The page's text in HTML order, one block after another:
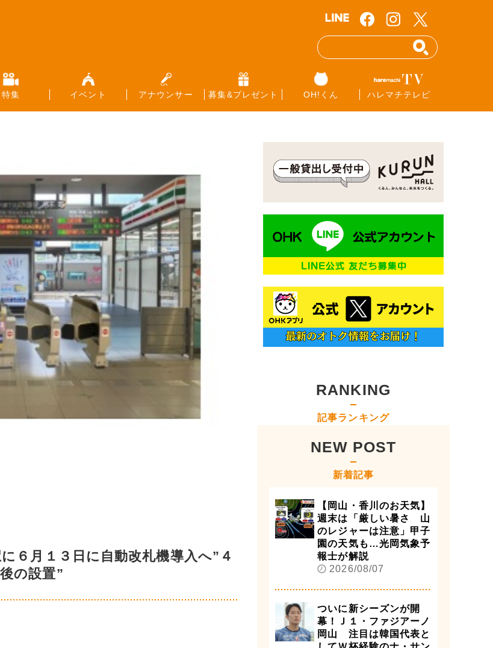
特集 イベント アナウンサー 募集&プレゼント OH!くん ハレマチテレビ
６月１３日に自動改札機導入へ”４
の設置”
RANKING
記事ランキング
NEW POST
新着記事
【岡山・香川のお天気】
週末は「厳しい暑さ 山
のレジャーは注意」甲子
園の天気も…光岡気象予
報士が解説
2026/08/07
ついに新シーズンが開
幕！Ｊ１・ファジアーノ
岡山 注目は韓国代表と